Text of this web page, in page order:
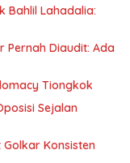
Bahlil Lahadalia:
Pernah Diaudit: Ada
Tiongkok
Sejalan
Golkar Konsisten